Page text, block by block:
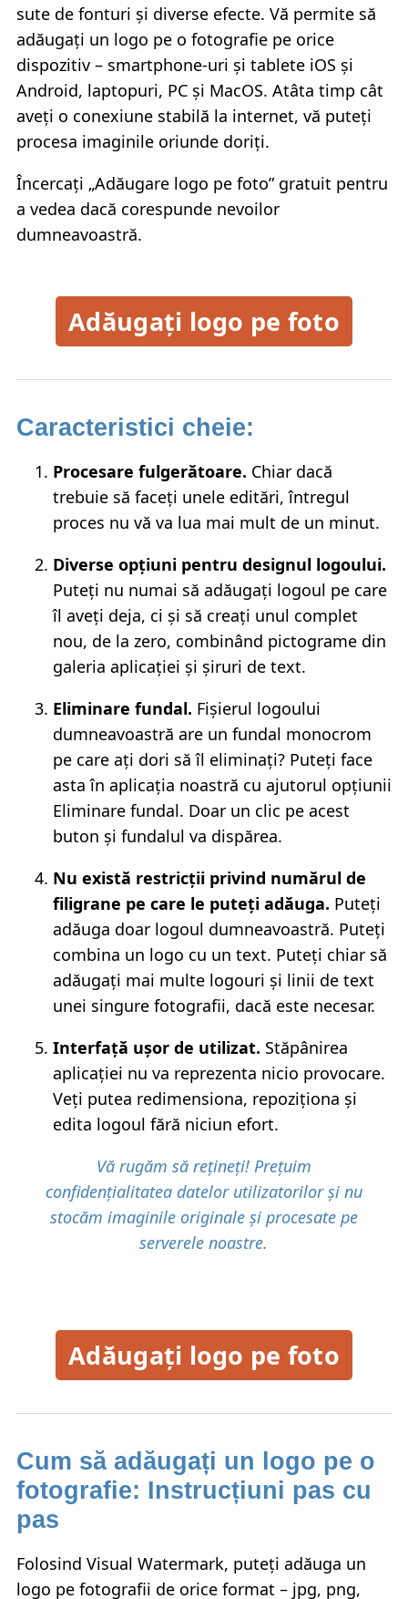
sute de fonturi și diverse efecte. Vă permite să
adăugați un logo pe o fotografie pe orice
dispozitiv – smartphone-uri și tablete iOS și
Android, laptopuri, PC și MacOS. Atâta timp cât
aveți o conexiune stabilă la internet, vă puteți
procesa imaginile oriunde doriți.
Încercați „Adăugare logo pe foto” gratuit pentru
a vedea dacă corespunde nevoilor
dumneavoastră.
Adăugați logo pe foto
Caracteristici cheie:
Procesare fulgerătoare. Chiar dacă
trebuie să faceți unele editări, întregul
proces nu vă va lua mai mult de un minut.
Diverse opțiuni pentru designul logoului.
Puteți nu numai să adăugați logoul pe care
îl aveți deja, ci și să creați unul complet
nou, de la zero, combinând pictograme din
galeria aplicației și șiruri de text.
Eliminare fundal. Fișierul logoului
dumneavoastră are un fundal monocrom
pe care ați dori să îl eliminați? Puteți face
asta în aplicația noastră cu ajutorul opțiunii
Eliminare fundal. Doar un clic pe acest
buton și fundalul va dispărea.
Nu există restricții privind numărul de
filigrane pe care le puteți adăuga. Puteți
adăuga doar logoul dumneavoastră. Puteți
combina un logo cu un text. Puteți chiar să
adăugați mai multe logouri și linii de text
unei singure fotografii, dacă este necesar.
Interfață ușor de utilizat. Stăpânirea
aplicației nu va reprezenta nicio provocare.
Veți putea redimensiona, repoziționa și
edita logoul fără niciun efort.
Vă rugăm să rețineți! Prețuim
confidențialitatea datelor utilizatorilor și nu
stocăm imaginile originale și procesate pe
serverele noastre.
Adăugați logo pe foto
Cum să adăugați un logo pe o
fotografie: Instrucțiuni pas cu
pas
Folosind Visual Watermark, puteți adăuga un
logo pe fotografii de orice format – jpg, png,